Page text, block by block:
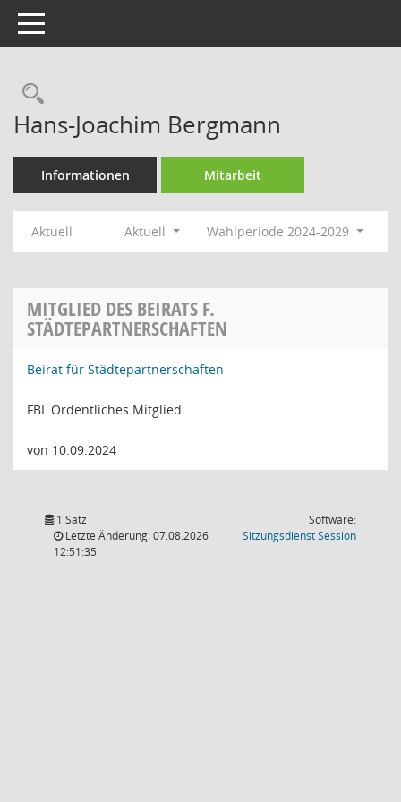
Toggle navigation
Rechercheauswahl
Hans-Joachim Bergmann
Informationen Mitarbeit
Aktuell Aktuell Wahlperiode 2024-2029
MITGLIED DES BEIRATS F.
STÄDTEPARTNERSCHAFTEN
Beirat für Städtepartnerschaften
FBL Ordentliches Mitglied
von 10.09.2024
1 Satz
Letzte Änderung: 07.08.2026
12:51:35
Software:
SitzungsdienstSession(Wird in